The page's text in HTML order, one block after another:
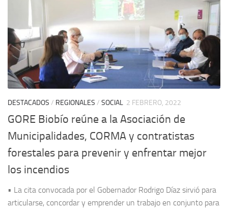
DESTACADOS / REGIONALES / SOCIAL 2 FEBRERO, 2022
GORE Biobío reúne a la Asociación de
Municipalidades, CORMA y contratistas
forestales para prevenir y enfrentar mejor
los incendios
• La cita convocada por el Gobernador Rodrigo Díaz sirvió para
articularse, concordar y emprender un trabajo en conjunto para